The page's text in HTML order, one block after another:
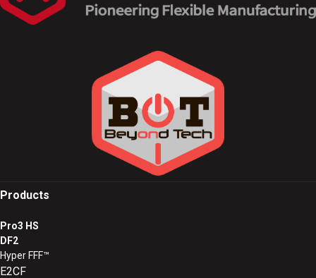
Products
Pro3 HS
DF2
Hyper FFF™
E2CF